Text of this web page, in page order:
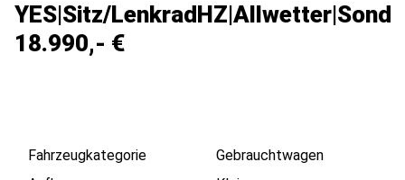
YES|Sitz/
18.990,- €
Fahrzeugkategorie
Gebrauchtwagen